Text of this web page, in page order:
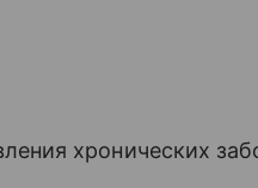
хронических